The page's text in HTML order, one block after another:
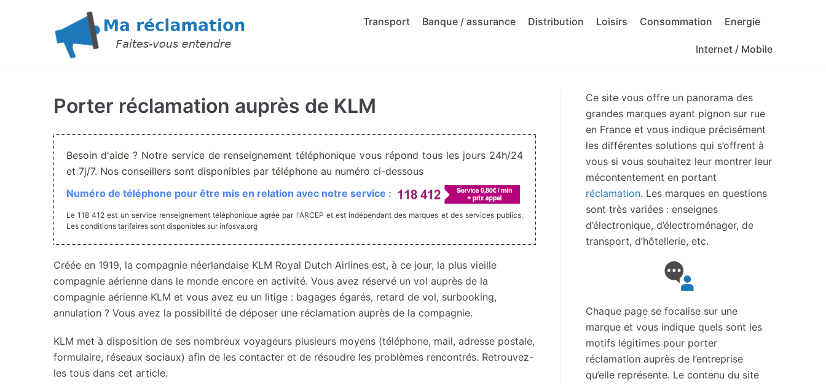
Transport Banque / assurance Distribution Loisirs Consommation Energie
Internet / Mobile
Porter réclamation auprès de KLM
Besoin d'aide ? Notre service de renseignement téléphonique vous répond tous les jours 24h/24
et 7j/7. Nos conseillers sont disponibles par téléphone au numéro ci-dessous
Numéro de téléphone pour être mis en relation avec notre service :
Le 118 412 est un service renseignement téléphonique agrée par l'ARCEP et est indépendant des marques et des services publics.
Les conditions tarifaires sont disponibles sur infosva.org
Créée en 1919, la compagnie néerlandaise KLM Royal Dutch Airlines est, à ce jour, la plus vieille
compagnie aérienne dans le monde encore en activité. Vous avez réservé un vol auprès de la
compagnie aérienne KLM et vous avez eu un litige : bagages égarés, retard de vol, surbooking,
annulation ? Vous avez la possibilité de déposer une réclamation auprès de la compagnie.
KLM met à disposition de ses nombreux voyageurs plusieurs moyens (téléphone, mail, adresse postale,
formulaire, réseaux sociaux) afin de les contacter et de résoudre les problèmes rencontrés. Retrouvez-
les tous dans cet article.
Ce site vous offre un panorama des
grandes marques ayant pignon sur rue
en France et vous indique précisément
les différentes solutions qui s’offrent à
vous si vous souhaitez leur montrer leur
mécontentement en portant
réclamation. Les marques en questions
sont très variées : enseignes
d’électronique, d’électroménager, de
transport, d’hôtellerie, etc.
Chaque page se focalise sur une
marque et vous indique quels sont les
motifs légitimes pour porter
réclamation auprès de l’entreprise
qu’elle représente. Le contenu du site